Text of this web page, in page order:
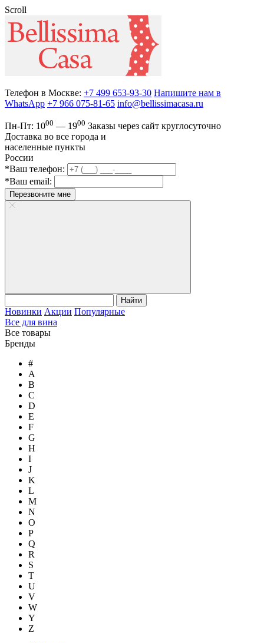
Scroll
Телефон в Москве: +7 499 653-93-30 Напишите нам в
WhatsApp +7 966 075-81-65 info@bellissimacasa.ru
Пн-Пт: 1000 — 1900 Заказы через сайт круглосуточно
Доставка во все города и
населенные пункты
России
*Ваш телефон:
*Ваш email:
Перезвоните мне
Найти
Новинки Акции Популярные
Все для вина
Все товары
Бренды
#
A
B
C
D
E
F
G
H
I
J
K
L
M
N
O
P
Q
R
S
T
U
V
W
Y
Z